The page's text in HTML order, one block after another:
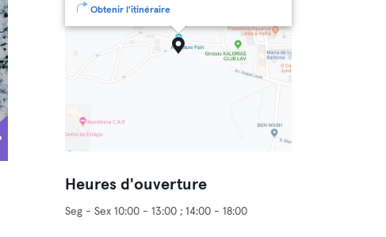
Obtenir l'itinéraire
Heures d'ouverture
Seg - Sex 10:00 - 13:00 ; 14:00 - 18:00